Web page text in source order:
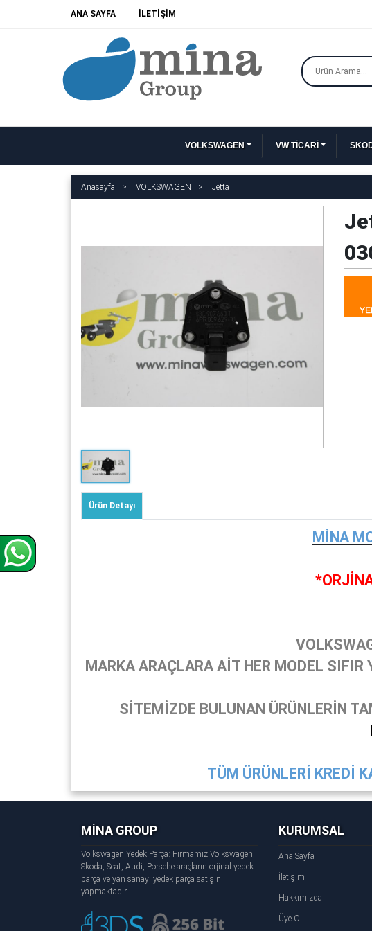
ANA SAYFA İLETİŞİM
VOLKSWAGEN VW TİCARİ
Anasayfa VOLKSWAGEN Jetta
Ürün Detayı
MİNA
MARKA ARAÇLARA AİT HER MODEL
SİTEMİZDE BULUNAN ÜRÜNLERİN
TÜM ÜRÜNLERİ KREDİ
MİNA GROUP
Volkswagen Yedek Parça: Firmamız Volkswagen,
Skoda, Seat, Audi, Porsche araçların orjinal yedek
parça ve yan sanayi yedek parça satışını
yapmaktadır.
KURUMSAL
Ana Sayfa
İletişim
Hakkımızda
Üye Ol